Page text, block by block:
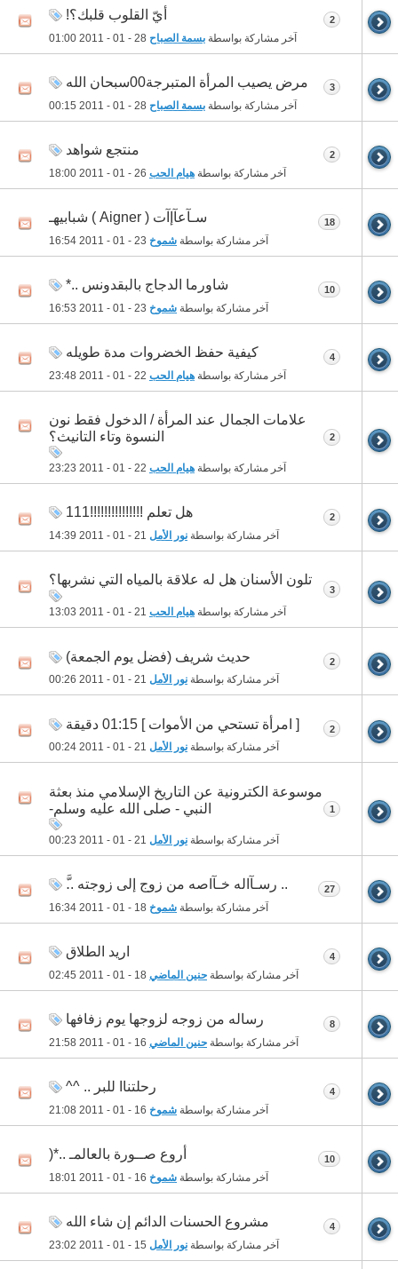
أيّ القلوب قلبك؟!
آخر مشاركة بواسطة بسمة الصباح 01:00
2
مرض يصيب المرأة المتبرجة00سبحان الله
آخر مشاركة بواسطة بسمة الصباح 00:15
3
منتجع شواهد
آخر مشاركة بواسطة هيام الحب 18:00
2
سـآعآإآت ( Aigner ) شبابيهـ
آخر مشاركة بواسطة شموخ 16:54
18
شاورما الدجاج بالبقدونس ..*
آخر مشاركة بواسطة شموخ 16:53
10
كيفية حفظ الخضروات مدة طويله
آخر مشاركة بواسطة هيام الحب 23:48
4
علامات الجمال عند المرأة / الدخول فقط نون
النسوة وتاء التانيث؟
آخر مشاركة بواسطة هيام الحب 23:23
2
هل تعلم !!!!!!!!!!!!!!!111
آخر مشاركة بواسطة نور الأمل 14:39
2
تلون الأسنان هل له علاقة بالمياه التي نشربها؟
آخر مشاركة بواسطة هيام الحب 13:03
3
حديث شريف (فضل يوم الجمعة)
آخر مشاركة بواسطة نور الأمل 00:26
2
[ امرأة تستحي من الأموات ] 01:15 دقيقة
آخر مشاركة بواسطة نور الأمل 00:24
2
موسوعة الكترونية عن التاريخ الإسلامي منذ بعثة
النبي - صلى الله عليه وسلم-
آخر مشاركة بواسطة نور الأمل 00:23
1
.. رسـآاله خـآاصه من زوج إلى زوجته ..َّ
آخر مشاركة بواسطة شموخ 16:34
27
اريد الطلاق
آخر مشاركة بواسطة حنين الماضي 02:45
4
رساله من زوجه لزوجها يوم زفافها
آخر مشاركة بواسطة حنين الماضي 21:58
8
رحلتناا للبر .. ^^
آخر مشاركة بواسطة شموخ 21:08
4
أروع صــورة بالعالمـ ..*(
آخر مشاركة بواسطة شموخ 18:01
10
مشروع الحسنات الدائم إن شاء الله
آخر مشاركة بواسطة نور الأمل 23:02
4